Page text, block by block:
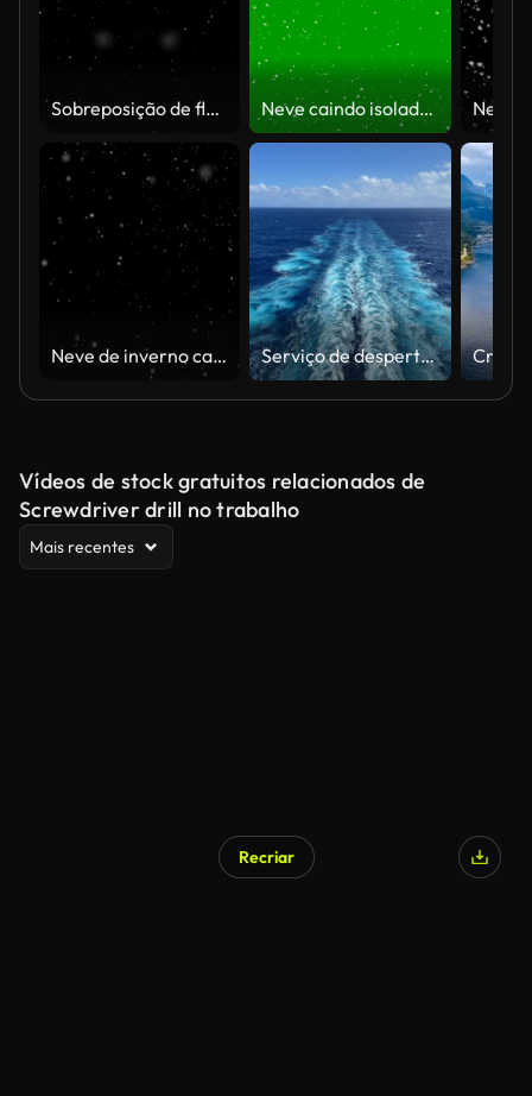
Sobreposição de flocos de neve caindo Neve caindo isolada no verde (Loop 4k + Chroma key)
Neve de inverno caindo com alfa e loopable Serviço de despertador
Vídeos de stock gratuitos relacionados de
Screwdriver drill no trabalho
Mais recentes
Recriar